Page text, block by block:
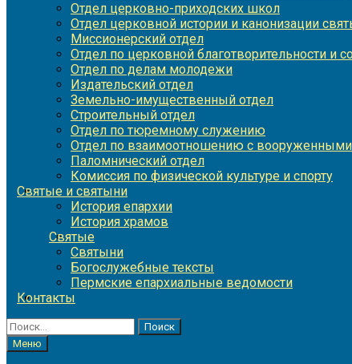
Отдел церковно-приходских школ
Отдел церковной истории и канонизации
Миссионерский отдел
Отдел по церковной благотворительности и
Отдел по делам молодежи
Издательский отдел
Земельно-имущественный отдел
Строительный отдел
Отдел по тюремному служению
Отдел по взаимоотношению с вооруженными
Паломнический отдел
Комиссия по физической культуре и спорту
Святые и святыни
История епархии
История храмов
Святые
Святыни
Богослужебные тексты
Пермские епархиальные ведомости
Контакты
Найти:
Меню